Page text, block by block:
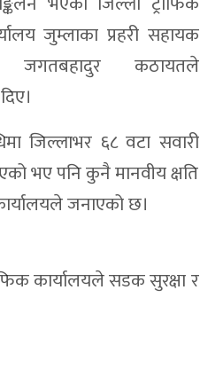
जुम्लाका प्रहरी सहायक
जगतबहादुर कठायतले
जिल्लाभर ६८ वटा सवारी
भए पनि कुनै मानवीय क्षति
जनाएको छ।
कार्यालयले सडक सुरक्षा र